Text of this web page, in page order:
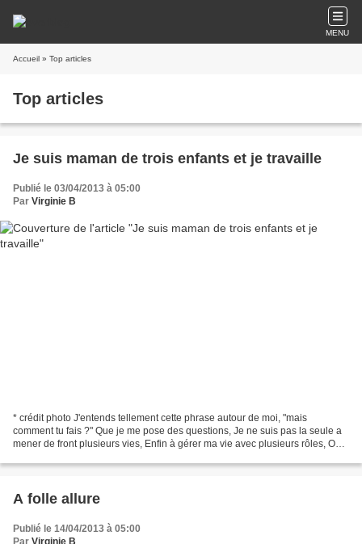
MENU
Accueil » Top articles
Top articles
Je suis maman de trois enfants et je travaille
Publié le 03/04/2013 à 05:00
Par Virginie B
* crédit photo J'entends tellement cette phrase autour de moi, "mais
comment tu fais ?" Que je me pose des questions, Je ne suis pas la seule a
mener de front plusieurs vies, Enfin à gérer ma vie avec plusieurs rôles, On
A folle allure
Publié le 14/04/2013 à 05:00
Par Virginie B